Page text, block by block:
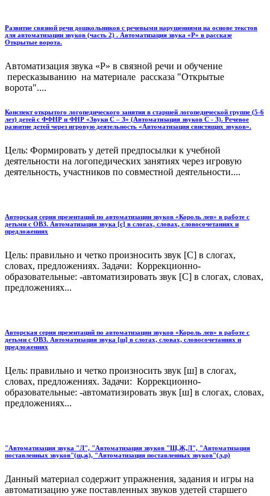
Развитие связной речи дошкольников с речевыми нарушениями на основе текстов
для автоматизации звуков (часть 2) . Автоматизация звука «Р» в рассказе
Открытые ворота.
Автоматизация звука «Р» в связной речи и обучение
пересказыванию на материале рассказа "Открытые
ворота"....
Конспект открытого логопедического занятия в старшей логопедической группе (5-6
лет) детей с ФФНР и ФНР «Звуки С – З» (Автоматизация звуков С - З). Речевое
развитие детей через игровую деятельность «Автоматизация свистящих звуков».
Цель: Формировать у детей предпосылки к учебной
деятельности на логопедических занятиях через игровую
деятельность, участников по совместной деятельности....
Авторская серия презентаций по автоматизации звуков «Король лев» в работе с
детьми с ОВЗ. Автоматизация звука [с] в слогах, словах, словосочетаниях и
предложениях
Цель: правильно и четко произносить звук [С] в слогах,
словах, предложениях. Задачи: Коррекционно-
образовательные: -автоматизировать звук [С] в слогах, словах,
предложениях...
Авторская серия презентаций по автоматизации звуков «Король лев» в работе с
детьми с ОВЗ. Автоматизация звука [ш] в слогах, словах, словосочетаниях и
предложениях
Цель: правильно и четко произносить звук [ш] в слогах,
словах, предложениях. Задачи: Коррекционно-
образовательные: -автоматизировать звук [ш] в слогах, словах,
предложениях...
"Автоматизация звука "Л", "Автоматизация звуков "Ш,Ж,Л", "Автоматизация
поставленных звуков"(ш,ж), "Автоматизация поставленных звуков"(л,р)
Данный материал содержит упражнения, задания и игры на
автоматизацию уже поставленных звуков удетей старшего